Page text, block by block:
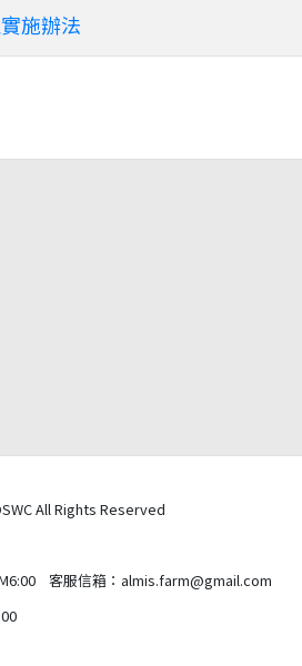
施辦法
All Rights Reserved
客服信箱：almis.farm@gmail.com